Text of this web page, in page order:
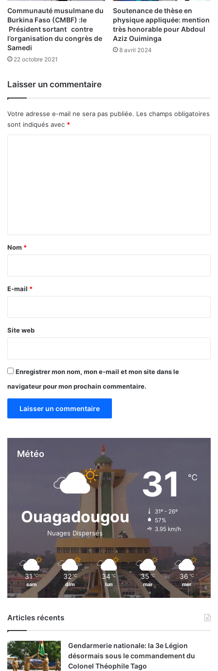
p
e
B
e
r
B
a
n
c
i
e
d
u
Communauté musulmane du
Burkina Faso (CMBF) :le
Président sortant contre
l’organisation du congrès de
Samedi
22 octobre 2021
Soutenance de thèse en
physique appliquée: mention
très honorable pour Abdoul
Aziz Ouiminga
8 avril 2024
Laisser un commentaire
Votre adresse e-mail ne sera pas publiée. Les champs obligatoires
sont indiqués avec *
a
e
Nom *
E-mail *
Site web
Enregistrer mon nom, mon e-mail et mon site dans le
navigateur pour mon prochain commentaire.
Météo
Ouagadougou
Nuages Dispersés
31 ℃
31º - 26º
57%
3.95 km/h
31 ℃
sam
32 ℃
dim
34 ℃
lun
35 ℃
mar
36 ℃
mer
Articles récents
Gendarmerie nationale: la 3e Légion
désormais sous le commandement du
Colonel Théophile Tago